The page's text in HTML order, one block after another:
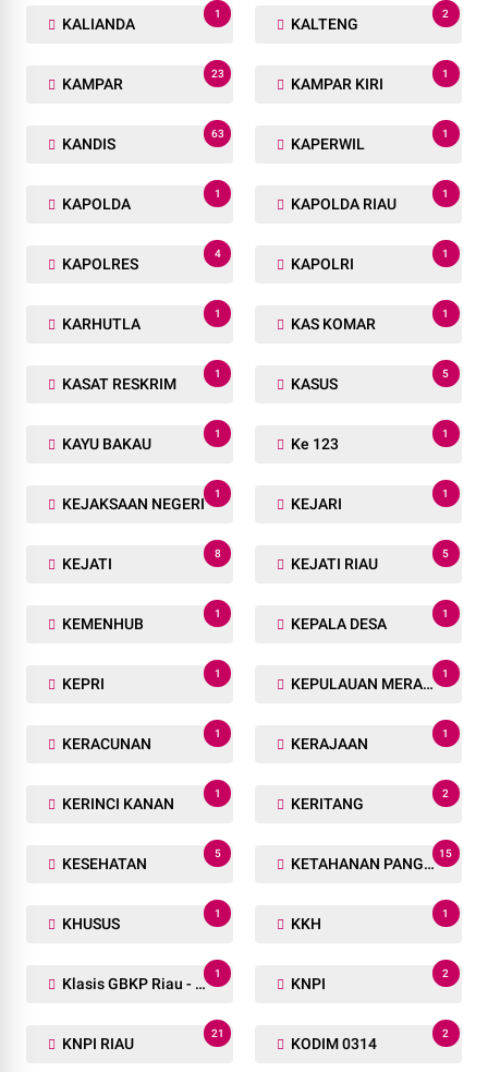
KALIANDA
1
KALTENG
2
KAMPAR
23
KAMPAR KIRI
1
KANDIS
63
KAPERWIL
1
KAPOLDA
1
KAPOLDA RIAU
1
KAPOLRES
4
KAPOLRI
1
KARHUTLA
1
KAS KOMAR
1
KASAT RESKRIM
1
KASUS
5
KAYU BAKAU
1
Ke 123
1
KEJAKSAAN NEGERI
1
KEJARI
1
KEJATI
8
KEJATI RIAU
5
KEMENHUB
1
KEPALA DESA
1
KEPRI
1
KEPULAUAN MERANTI
1
KERACUNAN
1
KERAJAAN
1
KERINCI KANAN
1
KERITANG
2
KESEHATAN
5
KETAHANAN PANGAN
15
KHUSUS
1
KKH
1
Klasis GBKP Riau - Sumbar.
1
KNPI
2
KNPI RIAU
21
KODIM 0314
2